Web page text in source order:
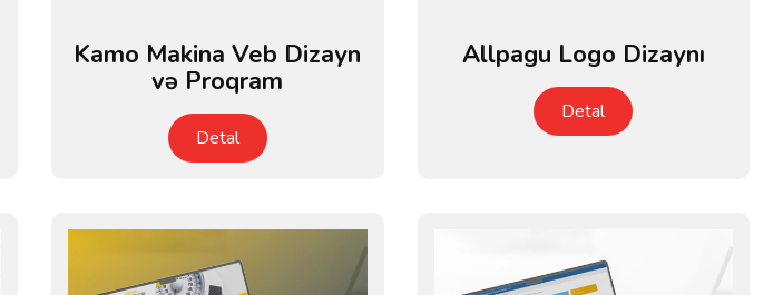
Kamo Makina Veb Dizayn
və Proqram
Detal
Allpagu Logo Dizaynı
Detal